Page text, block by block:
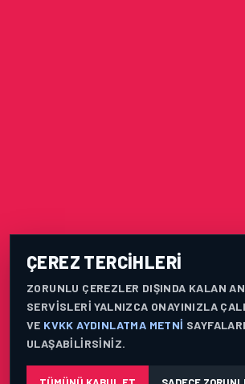
ÇEREZ TERCIHLERI
ZORUNLU ÇEREZLER DIŞINDA KALAN
SERVISLERI YALNIZCA ONAYINIZLA
VE KVKK AYDINLATMA METNI
ULAŞABILIRSINIZ.